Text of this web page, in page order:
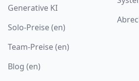
Generative KI
Solo-Preise (en)
Team-Preise (en)
Blog (en)